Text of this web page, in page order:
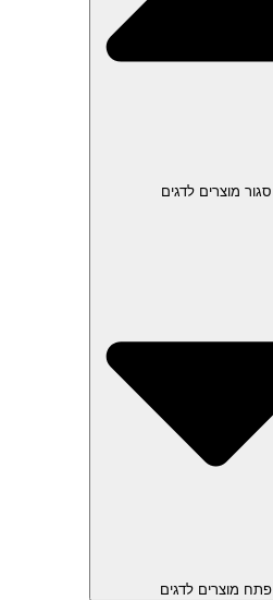
סגור מוצרים לדגים
פתח מוצרים לדגים